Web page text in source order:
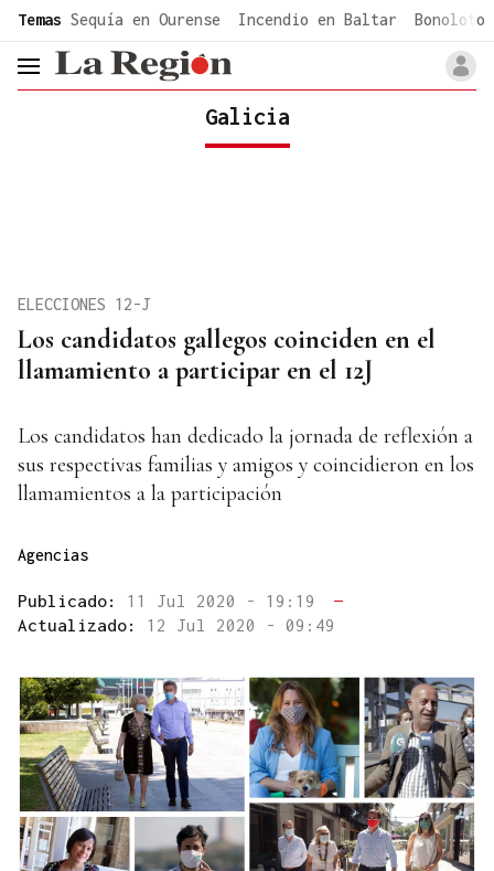
common.go-to-content
Temas Sequía en Ourense Incendio en Baltar Bonoloto
header.menu.open
Galicia
Los candidatos gallegos coinciden en el
llamamiento a participar en el 12J
ELECCIONES 12-J
Los candidatos han dedicado la jornada de reflexión a
sus respectivas familias y amigos y coincidieron en los
llamamientos a la participación
Agencias
Publicado: 11 Jul 2020 - 19:19
—
Actualizado: 12 Jul 2020 - 09:49